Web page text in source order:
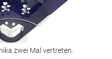
zwei Mal vertreten.